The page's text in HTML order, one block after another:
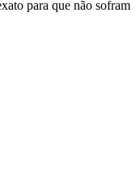
para que não sofram